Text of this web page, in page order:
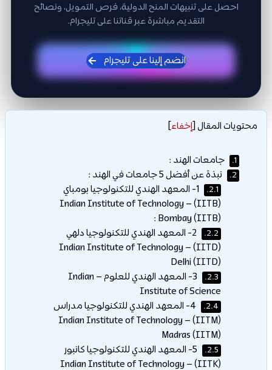
احصل على تنبيهات المنح الدولية، فرص التمويل، ونصائح
التقديم مباشرة عبر قناتنا على تليجرام.
انضم إلينا على تليجرام
محتويات المقال[إخفاء]
1. جامعات الهند :
2. نبذة عن أفضل 5 جامعات في الهند :
2.1.
1- المعهد الهندي للتكنولوجيا بومباي
(IITB) – Indian Institute of Technology
Bombay (IITB) :
2.2.
2- المعهد الهندي للتكنولوجيا دلهي
(IITD) – Indian Institute of Technology
Delhi (IITD)
2.3.
3- المعهد الهندي للعلوم – Indian
Institute of Science
2.4.
4- المعهد الهندي للتكنولوجيا مدراس
(IITM) – Indian Institute of Technology
Madras (IITM)
2.5.
5- المعهد الهندي للتكنولوجيا كانبور
(IITK) – Indian Institute of Technology